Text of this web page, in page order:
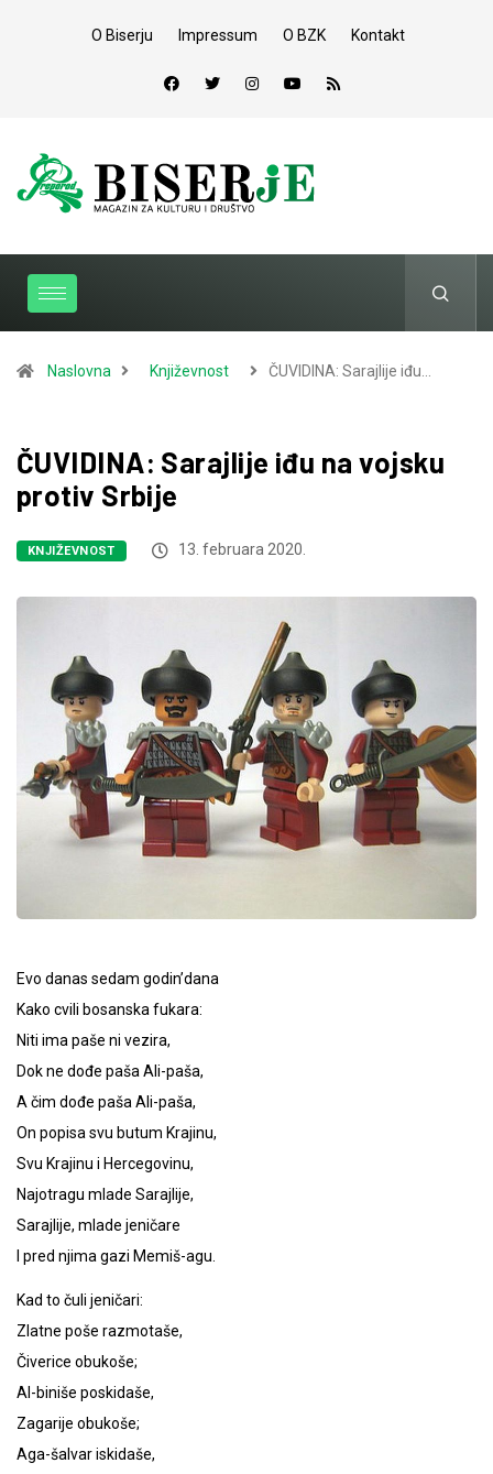
O Biserju Impressum O BZK Kontakt
Naslovna Književnost ČUVIDINA: Sarajlije iđu…
ČUVIDINA: Sarajlije iđu na vojsku
protiv Srbije
KNJIŽEVNOST 13. februara 2020.
Evo danas sedam godin’dana
Kako cvili bosanska fukara:
Niti ima paše ni vezira,
Dok ne dođe paša Ali-paša,
A čim dođe paša Ali-paša,
On popisa svu butum Krajinu,
Svu Krajinu i Hercegovinu,
Najotragu mlade Sarajlije,
Sarajlije, mlade jeničare
I pred njima gazi Memiš-agu.
Kad to čuli jeničari:
Zlatne poše razmotaše,
Čiverice obukoše;
Al-biniše poskidaše,
Zagarije obukoše;
Aga-šalvar iskidaše,